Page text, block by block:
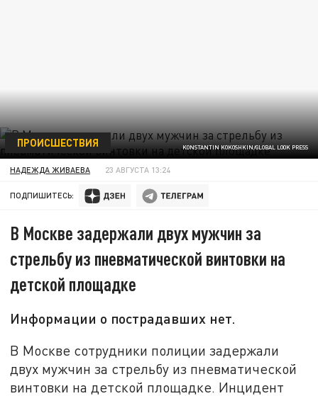
KONSTANTIN KOKOSHKIN/GLOBAL LOOK PRESS
ПРОИСШЕСТВИЯ
НАДЕЖДА ЖИВАЕВА 23 АВГУСТА 13:24
ПОДПИШИТЕСЬ:
В Москве задержали двух мужчин за
стрельбу из пневматической винтовки на
детской площадке
Информации о пострадавших нет.
В Москве сотрудники полиции задержали
двух мужчин за стрельбу из пневматической
винтовки на детской площадке. Инцидент